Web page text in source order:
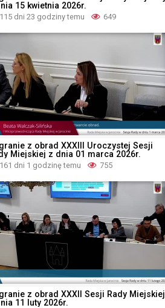
15 kwietnia 2026r.
115 dni 23 godziny temu 649
z obrad XXXIII Uroczystej Sesji
Miejskiej z dnia 01 marca 2026r.
161 dni 1 godzinę temu 755
z obrad XXXII Sesji Rady Miejskiej
11 luty 2026r.